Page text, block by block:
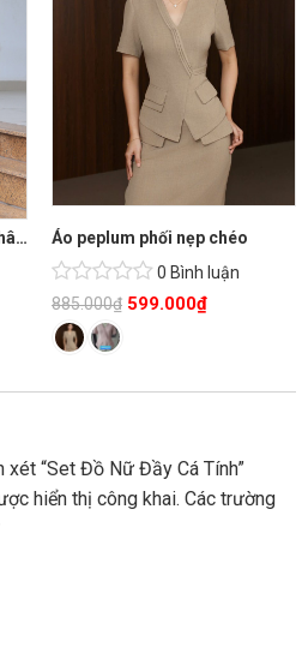
Set Bộ Rời Áo Croptop Và Chân Váy
Áo peplum phối nẹp chéo
0 Bình luận
885.000₫ 599.000₫
“Set Đồ Nữ Đầy Cá Tính”
hiển thị công khai. Các trường